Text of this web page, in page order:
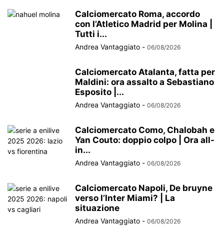
Calciomercato Roma, accordo
con l’Atletico Madrid per Molina |
Tutti i...
Andrea Vantaggiato - 06/08/2026
Calciomercato Atalanta, fatta per
Maldini: ora assalto a Sebastiano
Esposito |...
Andrea Vantaggiato - 06/08/2026
Calciomercato Como, Chalobah e
Yan Couto: doppio colpo | Ora all-
in...
Andrea Vantaggiato - 06/08/2026
Calciomercato Napoli, De bruyne
verso l’Inter Miami? | La
situazione
Andrea Vantaggiato - 06/08/2026